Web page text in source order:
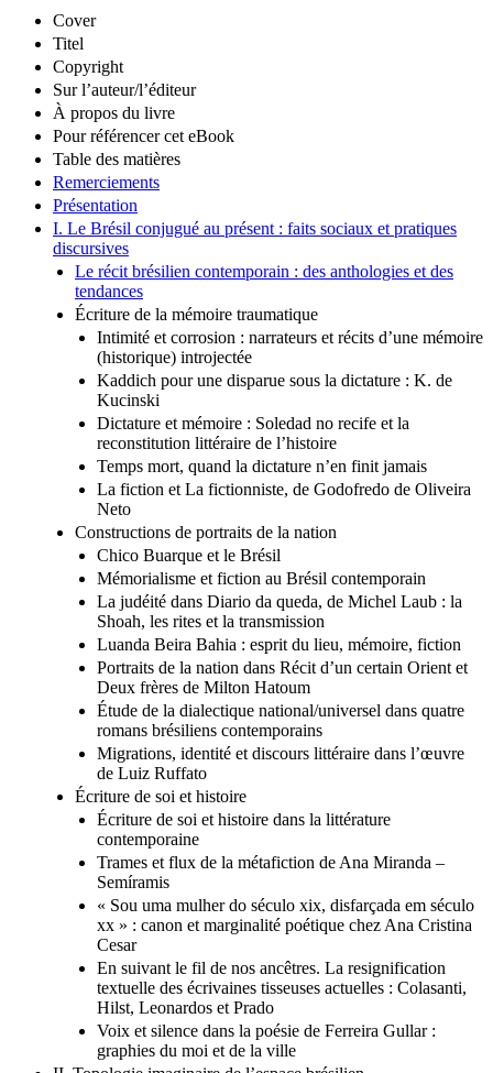
Cover
Titel
Copyright
Sur l’auteur/l’éditeur
À propos du livre
Pour référencer cet eBook
Table des matières
Remerciements
Présentation
I. Le Brésil conjugué au présent : faits sociaux et pratiques
discursives
Le récit brésilien contemporain : des anthologies et des
tendances
Écriture de la mémoire traumatique
Intimité et corrosion : narrateurs et récits d’une mémoire
(historique) introjectée
Kaddich pour une disparue sous la dictature : K. de
Kucinski
Dictature et mémoire : Soledad no recife et la
reconstitution littéraire de l’histoire
Temps mort, quand la dictature n’en finit jamais
La fiction et La fictionniste, de Godofredo de Oliveira
Neto
Constructions de portraits de la nation
Chico Buarque et le Brésil
Mémorialisme et fiction au Brésil contemporain
La judéité dans Diario da queda, de Michel Laub : la
Shoah, les rites et la transmission
Luanda Beira Bahia : esprit du lieu, mémoire, fiction
Portraits de la nation dans Récit d’un certain Orient et
Deux frères de Milton Hatoum
Étude de la dialectique national/universel dans quatre
romans brésiliens contemporains
Migrations, identité et discours littéraire dans l’œuvre
de Luiz Ruffato
Écriture de soi et histoire
Écriture de soi et histoire dans la littérature
contemporaine
Trames et flux de la métafiction de Ana Miranda –
Semíramis
« Sou uma mulher do século xix, disfarçada em século
xx » : canon et marginalité poétique chez Ana Cristina
Cesar
En suivant le fil de nos ancêtres. La resignification
textuelle des écrivaines tisseuses actuelles : Colasanti,
Hilst, Leonardos et Prado
Voix et silence dans la poésie de Ferreira Gullar :
graphies du moi et de la ville